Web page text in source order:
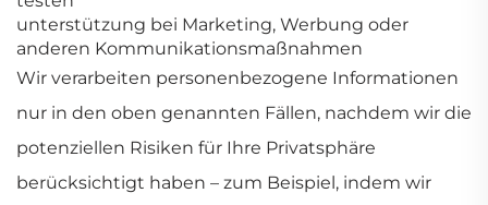
unterstützung bei Marketing, Werbung oder
anderen Kommunikationsmaßnahmen
Wir verarbeiten personenbezogene Informationen
nur in den oben genannten Fällen, nachdem wir die
potenziellen Risiken für Ihre Privatsphäre
berücksichtigt haben – zum Beispiel, indem wir